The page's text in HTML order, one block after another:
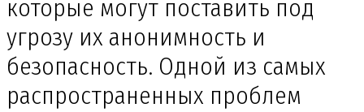
которые могут поставить под
угрозу их анонимность и
безопасность. Одной из самых
распространенных проблем